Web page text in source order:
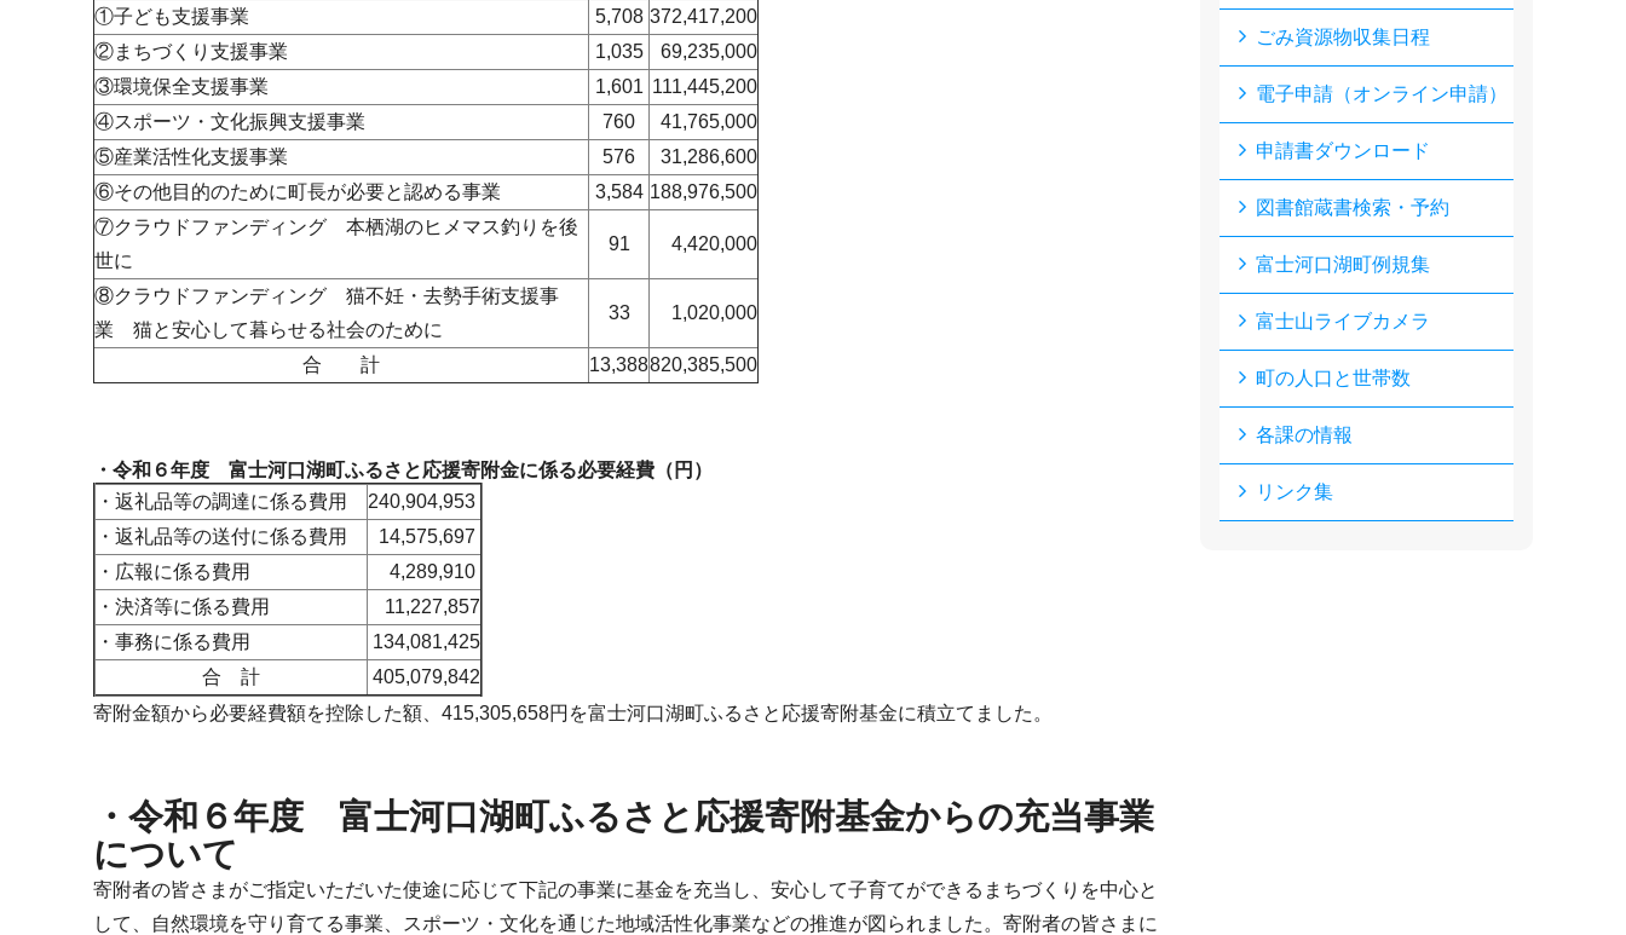
①子ども支援事業
5,708 372,417,200
②まちづくり支援事業
1,035
69,235,000
③環境保全支援事業
1,601 111,445,200
④スポーツ・文化振興支援事業
760
41,765,000
⑤産業活性化支援事業
576
31,286,600
⑥その他目的のために町長が必要と認める事業
3,584 188,976,500
⑦クラウドファンディング 本栖湖のヒメマス釣りを後
世に
91 4,420,000
⑧クラウドファンディング 猫不妊・去勢手術支援事
業 猫と安心して暮らせる社会のために
33 1,020,000
合 計 13,388820,385,500
・令和６年度 富士河口湖町ふるさと応援寄附金に係る必要経費（円）
・返礼品等の調達に係る費用
240,904,953
・返礼品等の送付に係る費用
14,575,697
・広報に係る費用
4,289,910
・決済等に係る費用
11,227,857
・事務に係る費用
134,081,425
合 計
405,079,842
寄附金額から必要経費額を控除した額、415,305,658円を富士河口湖町ふるさと応援寄附基金に積立てました。
・令和６年度 富士河口湖町ふるさと応援寄附基金からの充当事業
について
寄附者の皆さまがご指定いただいた使途に応じて下記の事業に基金を充当し、安心して子育てができるまちづくりを中心と
して、自然環境を守り育てる事業、スポーツ・文化を通じた地域活性化事業などの推進が図られました。寄附者の皆さまに
ごみ資源物収集日程
電子申請（オンライン申請）
申請書ダウンロード
図書館蔵書検索・予約
富士河口湖町例規集
富士山ライブカメラ
町の人口と世帯数
各課の情報
リンク集